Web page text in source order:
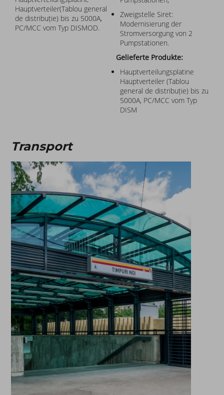
Hauptverteiler(Tablou general
de distribuție) bis zu 5000A,
PC/MCC vom Typ DISMOD.
Zweigstelle Siret:
Modernisierung der
Stromversorgung von 2
Pumpstationen.
Gelieferte Produkte:
Hauptverteilungsplatine
Hauptverteiler (Tablou
general de distribuție) bis zu
5000A, PC/MCC vom Typ
DISM
Transport